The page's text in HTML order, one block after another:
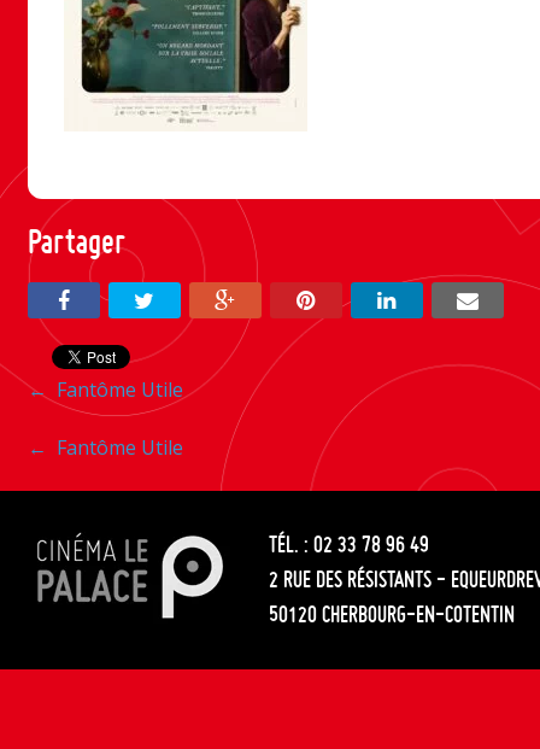
Partager
Navigation
entre
les
articles
← Fantôme Utile
Navigation
entre
les
articles
← Fantôme Utile
TÉL. : 02 33 78 96 49
2 RUE DES RÉSISTANTS -
50120 CHERBOURG-EN-COTENTIN